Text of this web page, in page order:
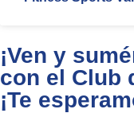
¡Ven y
con el Club
¡Te